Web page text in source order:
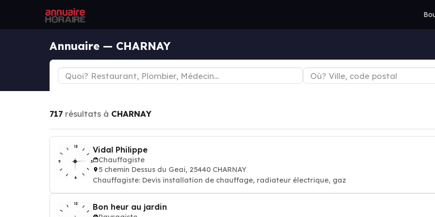
Annuaire — CHARNAY
717 résultats à CHARNAY
Vidal Philippe
Chauffagiste
5 chemin Dessus du Geai, 25440 CHARNAY
Chauffagiste: Devis installation de chauffage, radiateur électrique, gaz
Bon heur au jardin